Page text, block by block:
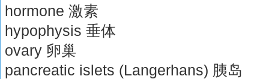
hormone 激素
hypophysis 垂体
ovary 卵巢
pancreatic islets (Langerhans) 胰岛